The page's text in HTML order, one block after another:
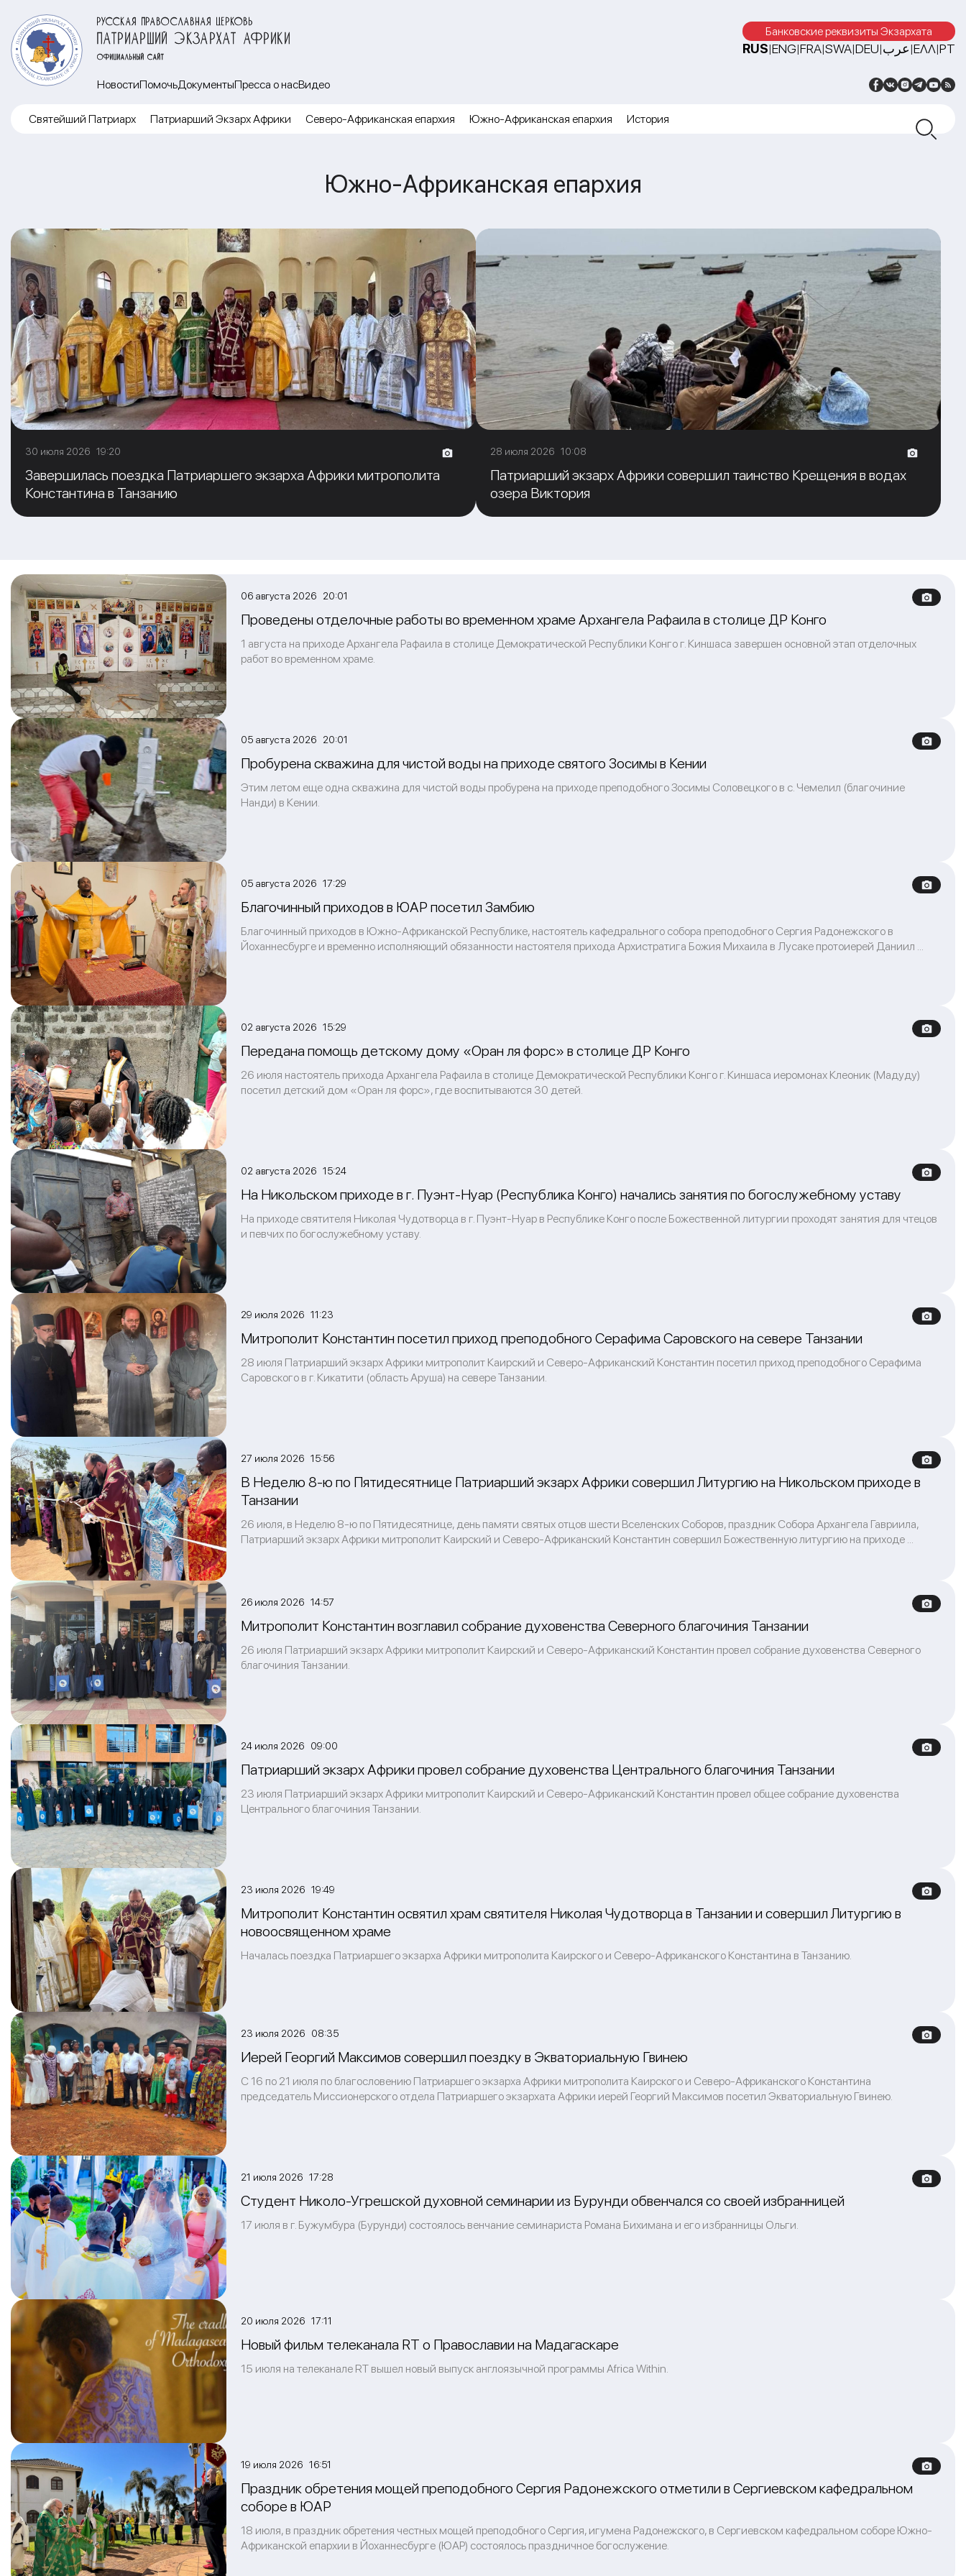
РУССКАЯ ПРАВОСЛАВНАЯ ЦЕРКОВЬ
ПАТРИАРШИЙ ЭКЗАРХАТ АФРИКИ
ОФИЦИАЛЬНЫЙ САЙТ
Банковские реквизиты Экзархата
RUS|ENG|FRA|SWA|DEU|عرب|ΕΛΛ|PT
НовостиПомочьДокументыПресса о насВидео
Cвятейший Патриарх Патриарший Экзарх Африки Северо-Африканская епархия Южно-Африканская епархия История
Южно-Африканская епархия
30 июля 2026 19:20
Завершилась поездка Патриаршего экзарха Африки митрополита
Константина в Танзанию
28 июля 2026 10:08
Патриарший экзарх Африки совершил таинство Крещения в водах
озера Виктория
06 августа 2026 20:01
Проведены отделочные работы во временном храме Архангела Рафаила в столице ДР Конго
1 августа на приходе Архангела Рафаила в столице Демократической Республики Конго г. Киншаса завершен основной этап отделочных
работ во временном храме.
05 августа 2026 20:01
Пробурена скважина для чистой воды на приходе святого Зосимы в Кении
Этим летом еще одна скважина для чистой воды пробурена на приходе преподобного Зосимы Соловецкого в с. Чемелил (благочиние
Нанди) в Кении.
05 августа 2026 17:29
Благочинный приходов в ЮАР посетил Замбию
Благочинный приходов в Южно-Африканской Республике, настоятель кафедрального собора преподобного Сергия Радонежского в
Йоханнесбурге и временно исполняющий обязанности настоятеля прихода Архистратига Божия Михаила в Лусаке протоиерей Даниил ...
02 августа 2026 15:29
Передана помощь детскому дому «Оран ля форс» в столице ДР Конго
26 июля настоятель прихода Архангела Рафаила в столице Демократической Республики Конго г. Киншаса иеромонах Клеоник (Мадуду)
посетил детский дом «Оран ля форс», где воспитываются 30 детей.
02 августа 2026 15:24
На Никольском приходе в г. Пуэнт-Нуар (Республика Конго) начались занятия по богослужебному уставу
На приходе святителя Николая Чудотворца в г. Пуэнт-Нуар в Республике Конго после Божественной литургии проходят занятия для чтецов
и певчих по богослужебному уставу.
29 июля 2026 11:23
Митрополит Константин посетил приход преподобного Серафима Саровского на севере Танзании
28 июля Патриарший экзарх Африки митрополит Каирский и Северо-Африканский Константин посетил приход преподобного Серафима
Саровского в г. Кикатити (область Аруша) на севере Танзании.
27 июля 2026 15:56
В Неделю 8-ю по Пятидесятнице Патриарший экзарх Африки совершил Литургию на Никольском приходе в
Танзании
26 июля, в Неделю 8-ю по Пятидесятнице, день памяти святых отцов шести Вселенских Соборов, праздник Собора Архангела Гавриила,
Патриарший экзарх Африки митрополит Каирский и Северо-Африканский Константин совершил Божественную литургию на приходе ...
26 июля 2026 14:57
Митрополит Константин возглавил собрание духовенства Северного благочиния Танзании
26 июля Патриарший экзарх Африки митрополит Каирский и Северо-Африканский Константин провел собрание духовенства Северного
благочиния Танзании.
24 июля 2026 09:00
Патриарший экзарх Африки провел собрание духовенства Центрального благочиния Танзании
23 июля Патриарший экзарх Африки митрополит Каирский и Северо-Африканский Константин провел общее собрание духовенства
Центрального благочиния Танзании.
23 июля 2026 19:49
Митрополит Константин освятил храм святителя Николая Чудотворца в Танзании и совершил Литургию в
новоосвященном храме
Началась поездка Патриаршего экзарха Африки митрополита Каирского и Северо-Африканского Константина в Танзанию.
23 июля 2026 08:35
Иерей Георгий Максимов совершил поездку в Экваториальную Гвинею
С 16 по 21 июля по благословению Патриаршего экзарха Африки митрополита Каирского и Северо-Африканского Константина
председатель Миссионерского отдела Патриаршего экзархата Африки иерей Георгий Максимов посетил Экваториальную Гвинею.
21 июля 2026 17:28
Студент Николо-Угрешской духовной семинарии из Бурунди обвенчался со своей избранницей
17 июля в г. Бужумбура (Бурунди) состоялось венчание семинариста Романа Бихимана и его избранницы Ольги.
20 июля 2026 17:11
Новый фильм телеканала RT о Православии на Мадагаскаре
15 июля на телеканале RT вышел новый выпуск англоязычной программы Africa Within.
19 июля 2026 16:51
Праздник обретения мощей преподобного Сергия Радонежского отметили в Сергиевском кафедральном
соборе в ЮАР
18 июля, в праздник обретения честных мощей преподобного Сергия, игумена Радонежского, в Сергиевском кафедральном соборе Южно-
Африканской епархии в Йоханнесбурге (ЮАР) состоялось праздничное богослужение.